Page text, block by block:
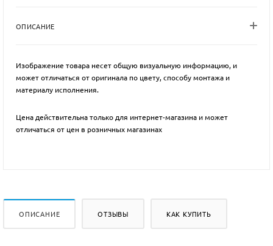
ОПИСАНИЕ
Изображение товара несет общую визуальную информацию, и
может отличаться от оригинала по цвету, способу монтажа и
материалу исполнения.
Цена действительна только для интернет-магазина и может
отличаться от цен в розничных магазинах
ОПИСАНИЕ ОТЗЫВЫ КАК КУПИТЬ